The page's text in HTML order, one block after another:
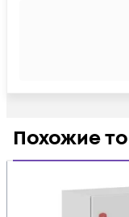
Похожие